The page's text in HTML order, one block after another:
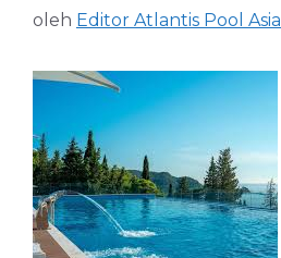
oleh Editor Atlantis Pool Asia